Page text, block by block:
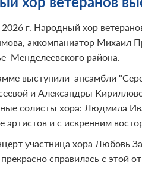
г. Народный хор
аккомпаниатор Михаил
Менделеевского района.
выступили ансамбли
и Александры
солисты хора: Людмила
артистов и с искренним
участница хора Любовь
справилась с этой